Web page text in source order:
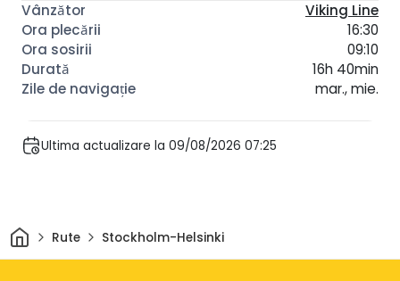
Viking Line
16:30
09:10
16h 40min
mar., mie.
Ultima actualizare la 09/08/2026 07:25
AcasăRute Stockholm-Helsinki